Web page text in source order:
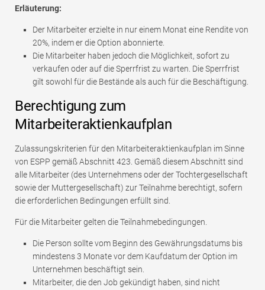
Erläuterung:
Der Mitarbeiter erzielte in nur einem Monat eine Rendite von
20%, indem er die Option abonnierte.
Die Mitarbeiter haben jedoch die Möglichkeit, sofort zu
verkaufen oder auf die Sperrfrist zu warten. Die Sperrfrist
gilt sowohl für die Bestände als auch für die Beschäftigung.
Berechtigung zum
Mitarbeiteraktienkaufplan
Zulassungskriterien für den Mitarbeiteraktienkaufplan im Sinne
von ESPP gemäß Abschnitt 423. Gemäß diesem Abschnitt sind
alle Mitarbeiter (des Unternehmens oder der Tochtergesellschaft
sowie der Muttergesellschaft) zur Teilnahme berechtigt, sofern
die erforderlichen Bedingungen erfüllt sind.
Für die Mitarbeiter gelten die Teilnahmebedingungen.
Die Person sollte vom Beginn des Gewährungsdatums bis
mindestens 3 Monate vor dem Kaufdatum der Option im
Unternehmen beschäftigt sein.
Mitarbeiter, die den Job gekündigt haben, sind nicht